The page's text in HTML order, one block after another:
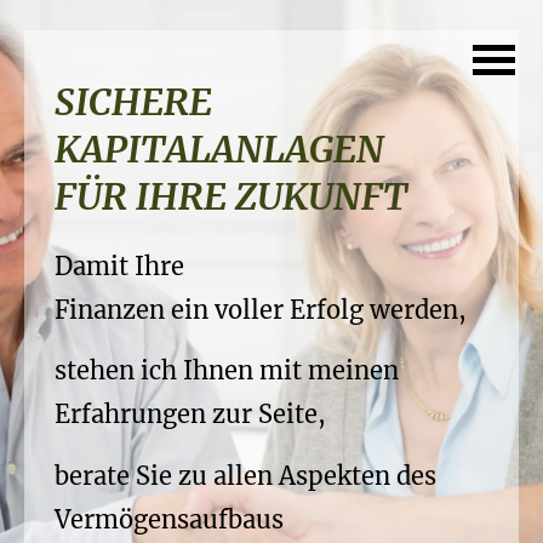
SICHERE
KAPITALANLAGEN
FÜR IHRE ZUKUNFT
Damit Ihre
Finanzen ein voller Erfolg werden,
stehen ich Ihnen mit meinen
Erfahrungen zur Seite,
berate Sie zu allen Aspekten des
Vermögensaufbaus
PROFESSIONELLE
RUHESTANDSPLANUNG
Ihre Vorsorge gehört in sichere
Hände...
..damit Sie Ihren Ruhestand wiklich
sichern
und die Früchte Ihrer Arbeit
genießen können.
IHRER TRÄUME
Finanzierungen von Anfang an
in professionelle Hände legen...
...damit Sie auch in Zukunft das
Leben genießen können
und Ihre Träume sich
verwirklichen.